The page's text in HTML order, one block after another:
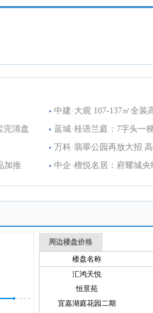
完清盘
加推
中建·大观 107-137㎡全装
蓝城·桂语兰庭：7字头一
万科·翡翠公园再放大招
中企·檀悦名居：府耀城央
周边楼盘价格
楼盘名称
汇鸿天悦
恒景苑
宜嘉湖庭花园二期